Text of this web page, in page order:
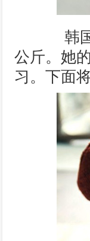
韩国
公斤。她
习。下面